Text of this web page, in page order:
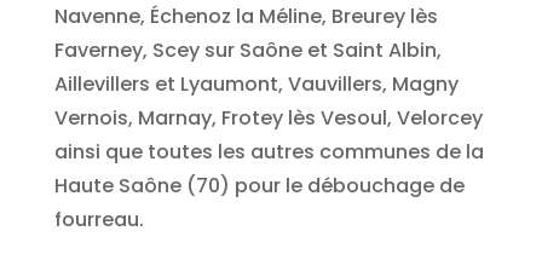
Navenne, Échenoz la Méline, Breurey lès
Faverney, Scey sur Saône et Saint Albin,
Aillevillers et Lyaumont, Vauvillers, Magny
Vernois, Marnay, Frotey lès Vesoul, Velorcey
ainsi que toutes les autres communes de la
Haute Saône (70) pour le débouchage de
fourreau.